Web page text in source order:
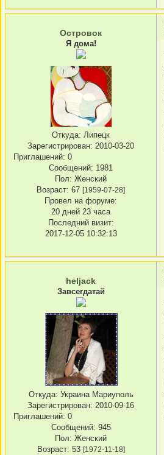
Островок
Я дома!
Откуда: Липецк
Зарегистрирован: 2010-03-20
Приглашений: 0
Сообщений: 1981
Пол: Женский
Возраст: 67 [1959-07-28]
Провел на форуме:
20 дней 23 часа
Последний визит:
2017-12-05 10:32:13
heljack
Завсегдатай
Откуда: Украина Мариуполь
Зарегистрирован: 2010-09-16
Приглашений: 0
Сообщений: 945
Пол: Женский
Возраст: 53 [1972-11-18]